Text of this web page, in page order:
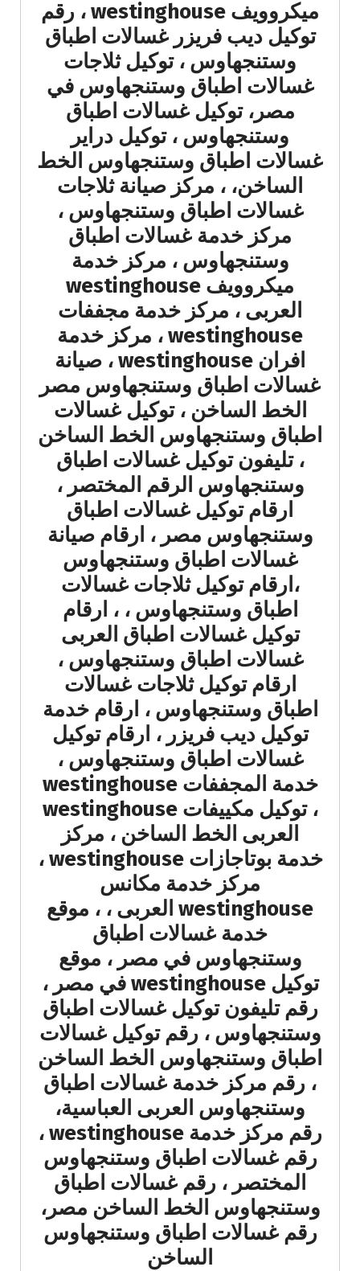
ميكروويف westinghouse ، رقم
توكيل ديب فريزر غسالات اطباق
وستنجهاوس ، توكيل ثلاجات
غسالات اطباق وستنجهاوس في
مصر، توكيل غسالات اطباق
وستنجهاوس ، توكيل دراير
غسالات اطباق وستنجهاوس الخط
الساخن، ، مركز صيانة ثلاجات
غسالات اطباق وستنجهاوس ،
مركز خدمة غسالات اطباق
وستنجهاوس ، مركز خدمة
ميكروويف westinghouse
العربى ، مركز خدمة مجففات
westinghouse ، مركز خدمة
افران westinghouse ، صيانة
غسالات اطباق وستنجهاوس مصر
الخط الساخن ، توكيل غسالات
اطباق وستنجهاوس الخط الساخن
، تليفون توكيل غسالات اطباق
وستنجهاوس الرقم المختصر ،
ارقام توكيل غسالات اطباق
وستنجهاوس مصر ، ارقام صيانة
غسالات اطباق وستنجهاوس
،ارقام توكيل ثلاجات غسالات
اطباق وستنجهاوس ، ، ارقام
توكيل غسالات اطباق العربى
غسالات اطباق وستنجهاوس ،
ارقام توكيل ثلاجات غسالات
اطباق وستنجهاوس ، ارقام خدمة
توكيل ديب فريزر ، ارقام توكيل
غسالات اطباق وستنجهاوس ،
خدمة المجففات westinghouse
، توكيل مكييفات westinghouse
العربى الخط الساخن ، مركز
خدمة بوتاجازات westinghouse ،
مركز خدمة مكانس
westinghouse العربى ، ، موقع
خدمة غسالات اطباق
وستنجهاوس في مصر ، موقع
توكيل westinghouse في مصر ،
رقم تليفون توكيل غسالات اطباق
وستنجهاوس ، رقم توكيل غسالات
اطباق وستنجهاوس الخط الساخن
، رقم مركز خدمة غسالات اطباق
وستنجهاوس العربى العباسية،
رقم مركز خدمة westinghouse ،
رقم غسالات اطباق وستنجهاوس
المختصر ، رقم غسالات اطباق
وستنجهاوس الخط الساخن مصر،
رقم غسالات اطباق وستنجهاوس
الساخن